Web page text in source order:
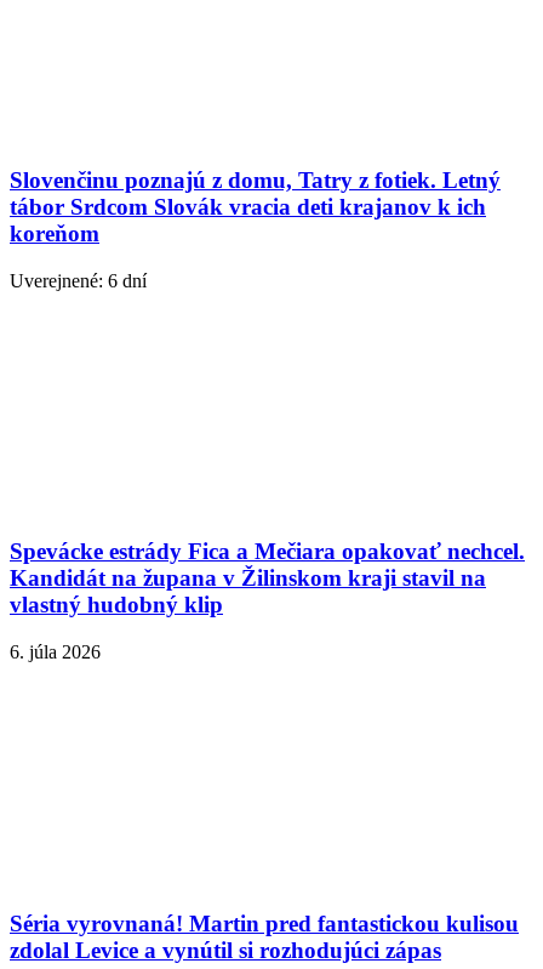
Slovenčinu poznajú z domu, Tatry z fotiek. Letný
tábor Srdcom Slovák vracia deti krajanov k ich
koreňom
Uverejnené: 6 dní
Spevácke estrády Fica a Mečiara opakovať nechcel.
Kandidát na župana v Žilinskom kraji stavil na
vlastný hudobný klip
6. júla 2026
Séria vyrovnaná! Martin pred fantastickou kulisou
zdolal Levice a vynútil si rozhodujúci zápas